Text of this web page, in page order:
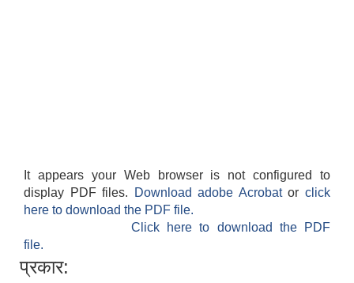
It appears your Web browser is not configured to
display PDF files.
Download adobe Acrobatorclick
here to download the PDF file.
Click here to download the PDF
file.
प्रकार: